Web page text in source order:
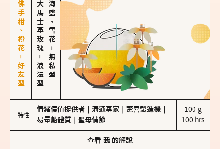
佛手柑、橙花－好友型 大馬士革玫瑰
－
浪漫型
海鹽、雪花
－
無私型
特性
情緒價值提供者 溝通專家 驚喜製造機
易暈船體質
聖母情節
100 g
100 hrs
查看 我 的解說